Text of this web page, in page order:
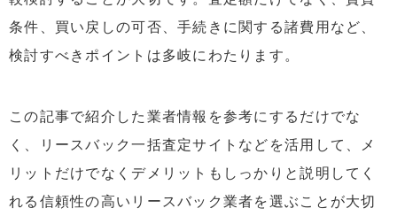
条件、買い戻しの可否、手続きに関する諸費用など、
検討すべきポイントは多岐にわたります。
この記事で紹介した業者情報を参考にするだけでな
く、リースバック一括査定サイトなどを活用して、メ
リットだけでなくデメリットもしっかりと説明してく
れる信頼性の高いリースバック業者を選ぶことが大切